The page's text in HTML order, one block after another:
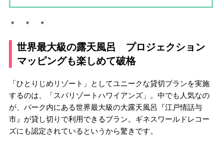
＊ ＊ ＊
世界最大級の露天風呂 プロジェクション
マッピングも楽しめて破格
「ひとりじめリゾート」としてユニークな貸切プランを実施
するのは、「スパリゾートハワイアンズ」。中でも人気なの
が、パーク内にある世界最大級の大露天風呂『江戸情話与
市』が貸し切りで利用できるプラン。ギネスワールドレコー
ズにも認定されているというから驚きです。